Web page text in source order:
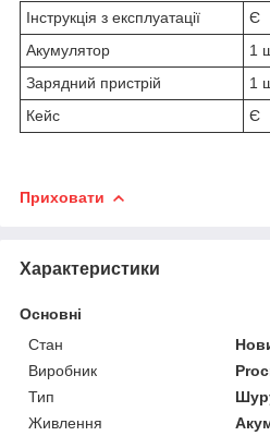
Інструкція з експлуатації
Є
Акумулятор
1
Зарядний пристрій
1
Кейс
Є
Приховати
Характеристики
Основні
Стан
Виробник
Тип
Живлення